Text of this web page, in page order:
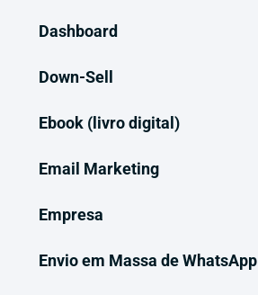
Dashboard
Down-Sell
Ebook (livro digital)
Email Marketing
Empresa
Envio em Massa de WhatsApp